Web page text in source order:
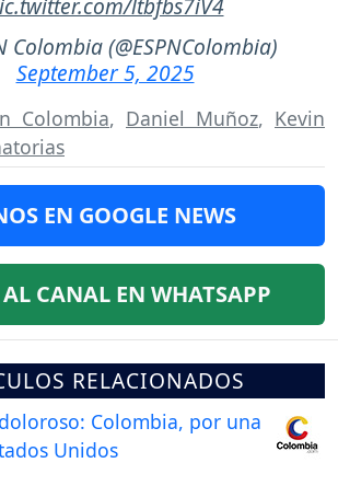
ltbfbs7iV4
Colombia (@ESPNColombia)
September 5, 2025
Colombia, Daniel Muñoz, Kevin
EN GOOGLE NEWS
CANAL EN WHATSAPP
RELACIONADOS